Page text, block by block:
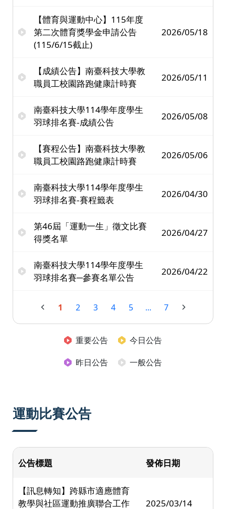
【體育與運動中心】115年度
第二次體育獎學金申請公告
(115/6/15截止)
2026/05/18
【成績公告】南臺科技大學教
職員工校園路跑健康計時賽
2026/05/11
南臺科技大學114學年度學生
羽球排名賽-成績公告
2026/05/08
【賽程公告】南臺科技大學教
職員工校園路跑健康計時賽
2026/05/06
南臺科技大學114學年度學生
羽球排名賽-賽程籤表
2026/04/30
第46屆「運動一生」徵文比賽
得獎名單
2026/04/27
南臺科技大學114學年度學生
羽球排名賽─參賽名單公告
2026/04/22
1 2 3 4 5 ... 7
重要公告
今日公告
昨日公告
一般公告
運動比賽公告
公告標題 發佈日期
【訊息轉知】跨縣市適應體育
教學與社區運動推廣聯合工作
2025/03/14